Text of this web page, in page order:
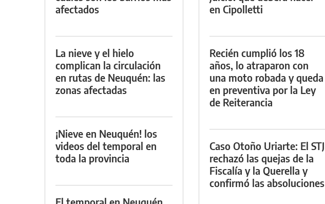
afectados
La nieve y el hielo
complican la circulación
en rutas de Neuquén: las
zonas afectadas
¡Nieve en Neuquén! los
videos del temporal en
toda la provincia
en Cipolletti
Recién cumplió los 18
años, lo atraparon con
una moto robada y queda
en preventiva por la Ley
de Reiterancia
Caso Otoño Uriarte: El STJ
rechazó las quejas de la
Fiscalía y la Querella y
confirmó las absoluciones